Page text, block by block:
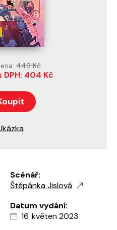
449 Kč
DPH: 404 Kč
Scénář:
Štěpánka Jislová
Datum vydání:
16. květen 2023